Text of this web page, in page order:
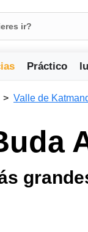
Práctico
Valle de